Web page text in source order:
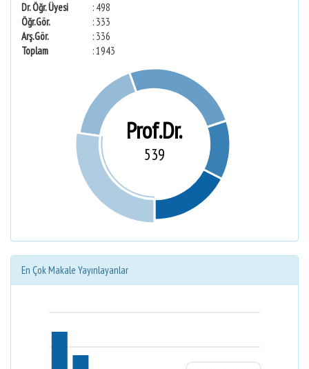
Dr. Öğr. Üyesi
: 498
Öğr.Gör.
: 333
Arş.Gör.
: 336
Toplam
: 1943
Prof.Dr.
539
En Çok Makale Yayınlayanlar